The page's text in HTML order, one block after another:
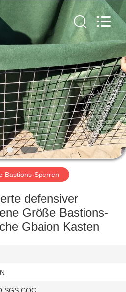
Bastions-Sperren
defensiver
Größe Bastions-
Gbaion Kasten
SGS COC